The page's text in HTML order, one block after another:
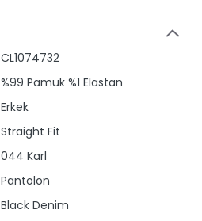
CL1074732
%99 Pamuk %1 Elastan
Erkek
Straight Fit
044 Karl
Pantolon
Black Denim